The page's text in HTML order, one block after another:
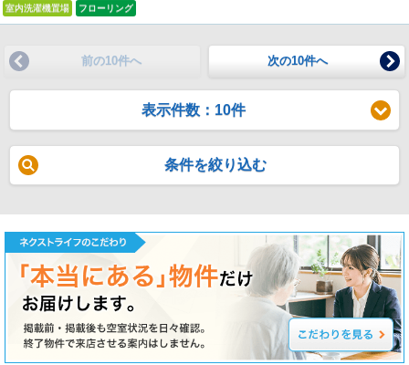
室内洗濯機置場 フローリング
前の10件へ 次の10件へ
表示件数：10件
条件を絞り込む